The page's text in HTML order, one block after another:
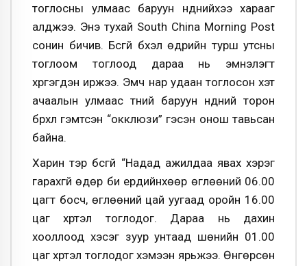
тоглосны улмаас баруун нүднийхээ харааг
алджээ. Энэ тухай South China Morning Post
сонин бичив. Бүсгүй бүхэл өдрийн турш утсны
тоглоом тоглоод дараа нь эмнэлэгт
хүргэгдэн иржээ. Эмч нар удаан тоглосон хэт
ачаалын улмаас түүний баруун нүдний торон
бүрхүүл гэмтсэн “окклюзи” гэсэн онош тавьсан
байна.
Харин тэр бүсгүй “Надад ажилдаа явах хэрэг
гарахгүй өдөр би ердийнхөөр өглөөний 06.00
цагт босч, өглөөний цай уугаад оройн 16.00
цаг хүртэл тоглодог. Дараа нь дахин
хооллоод хэсэг зуур унтаад шөнийн 01.00
цаг хүртэл тоглодог хэмээн ярьжээ. Өнгөрсөн